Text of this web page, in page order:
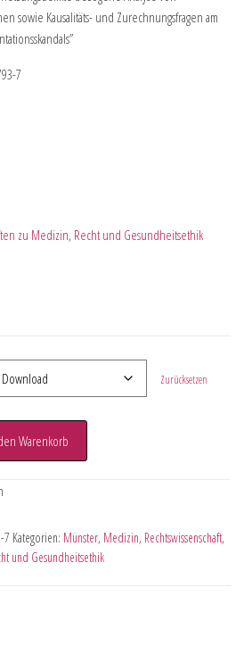
sowie Kausalitäts- und Zurechnungsfragen am
7
zu Medizin, Recht und Gesundheitsethik
Zurücksetzen
Warenkorb
7 Kategorien: Münster, Medizin, Rechtswissenschaft,
und Gesundheitsethik